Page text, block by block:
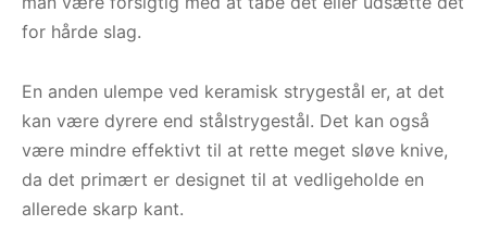
for hårde slag.
En anden ulempe ved keramisk strygestål er, at det
kan være dyrere end stålstrygestål. Det kan også
være mindre effektivt til at rette meget sløve knive,
da det primært er designet til at vedligeholde en
allerede skarp kant.